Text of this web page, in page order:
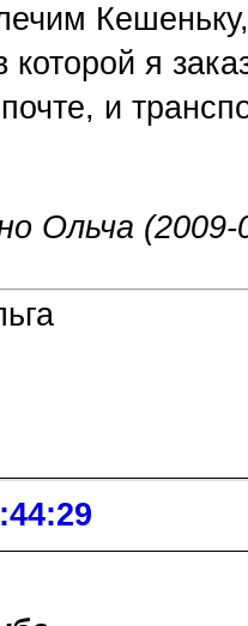
которой я
и
Ольча (2009-